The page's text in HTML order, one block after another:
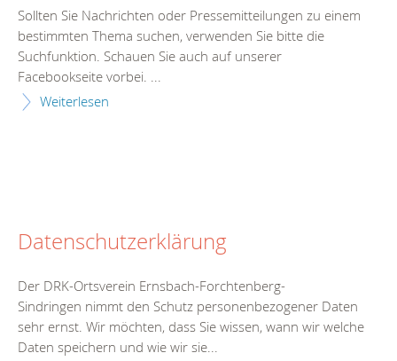
Sollten Sie Nachrichten oder Pressemitteilungen zu einem
bestimmten Thema suchen, verwenden Sie bitte die
Suchfunktion. Schauen Sie auch auf unserer
Facebookseite vorbei. ...
Weiterlesen
Datenschutzerklärung
Der DRK-Ortsverein Ernsbach-Forchtenberg-
Sindringen nimmt den Schutz personenbezogener Daten
sehr ernst. Wir möchten, dass Sie wissen, wann wir welche
Daten speichern und wie wir sie...